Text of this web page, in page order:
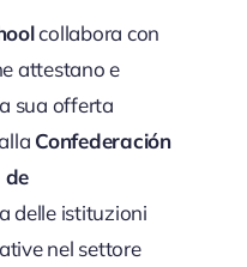
collabora con
attestano e
sua offerta
Confederación
de
delle istituzioni
nel settore